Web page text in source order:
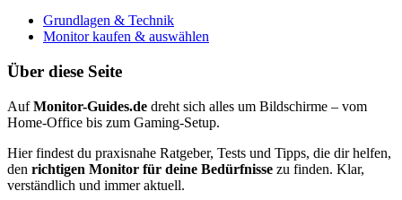
Grundlagen & Technik
Monitor kaufen & auswählen
Über diese Seite
AufMonitor-Guides.de dreht sich alles um Bildschirme – vom
Home-Office bis zum Gaming-Setup.
Hier findest du praxisnahe Ratgeber, Tests und Tipps, die dir helfen,
den richtigen Monitor für deine Bedürfnisse zu finden. Klar,
verständlich und immer aktuell.